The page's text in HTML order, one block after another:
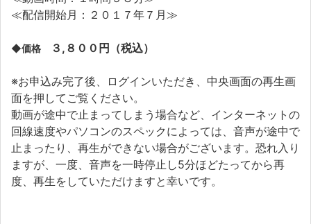
≪配信開始月：２０１７年７月≫
◆価格 ３,８００円（税込）
※お申込み完了後、ログインいただき、中央画面の再生画
面を押してご覧ください。
動画が途中で止まってしまう場合など、インターネットの
回線速度やパソコンのスペックによっては、音声が途中で
止まったり、再生ができない場合がございます。恐れ入り
ますが、一度、音声を一時停止し5分ほどたってから再
度、再生をしていただけますと幸いです。